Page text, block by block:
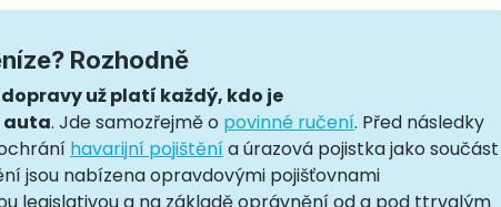
Rozhodně
už platí každý, kdo je
auta. Jde samozřejmě o povinné ručení. Před následky
havarijní pojištěnía úrazová pojistka jako součást
jsou nabízena opravdovými pojišťovnami